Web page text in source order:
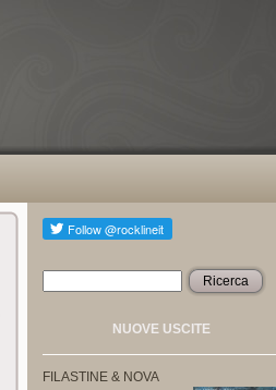
Form di ricerca
Ricerca
NUOVE USCITE
FILASTINE & NOVA